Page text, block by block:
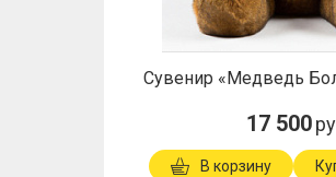
Сувенир «Медведь
17 500
В корзину